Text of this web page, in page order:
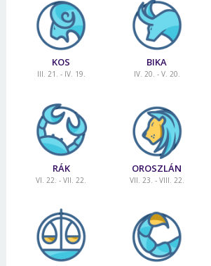
KOS
III. 21. - IV. 19.
BIKA
IV. 20. - V. 20.
RÁK
VI. 22. - VII. 22.
OROSZLÁN
VII. 23. - VIII. 22.